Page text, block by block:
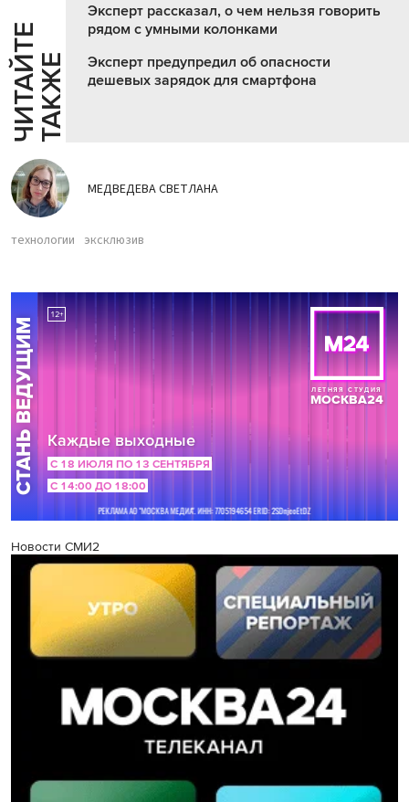
Ч
И
Т
АЙ
Т
Е
Т
А
К
ЖЕ
Эксперт рассказал, о чем нельзя говорить
рядом с умными колонками
Эксперт предупредил об опасности
дешевых зарядок для смартфона
МЕДВЕДЕВА СВЕТЛАНА
технологии эксклюзив
Новости СМИ2